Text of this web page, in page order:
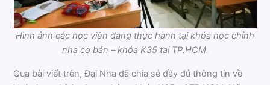
Hình ảnh các học viên đang thực hành tại khóa học chỉnh
nha cơ bản – khóa K35 tại TP.HCM.
Qua bài viết trên, Đại Nha đã chia sẻ đầy đủ thông tin về